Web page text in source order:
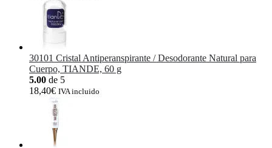
30101 Cristal Antiperanspirante / Desodorante Natural para
Cuerpo, TIANDE, 60 g
5.00 de 5
18,40€ IVA incluido